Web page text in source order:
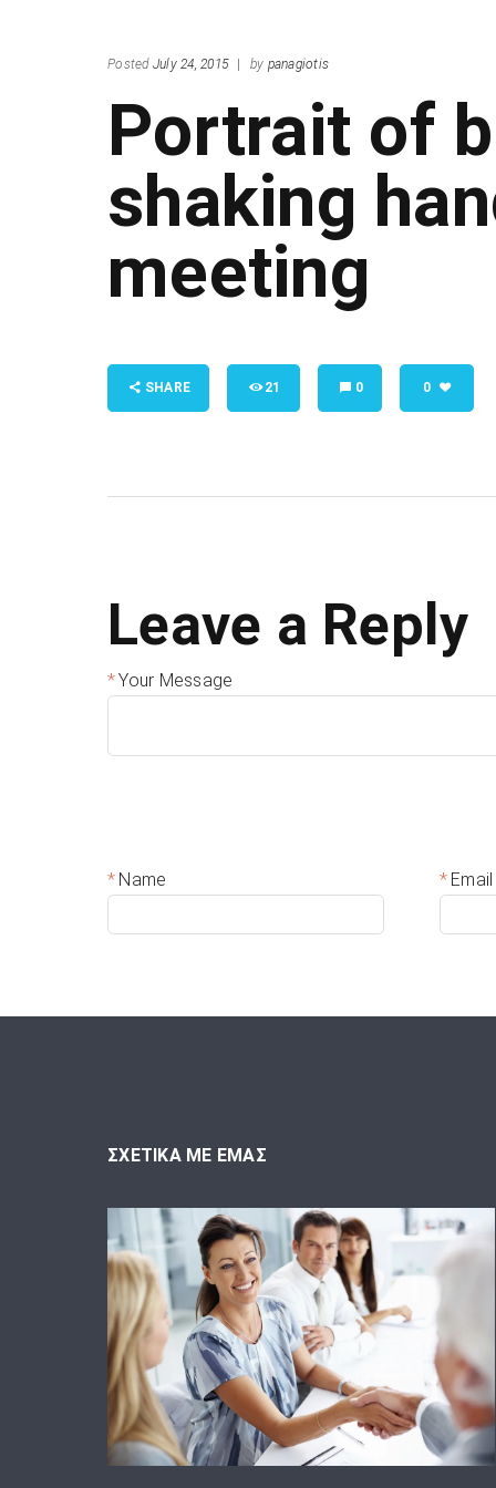
Posted July 24, 2015 by panagiotis
Portrait of
shaking
meeting
SHARE 21 0 0
Leave a Reply
Your Message
Name Email
ΣΧΕΤΙΚΑ ΜΕ ΕΜΑΣ